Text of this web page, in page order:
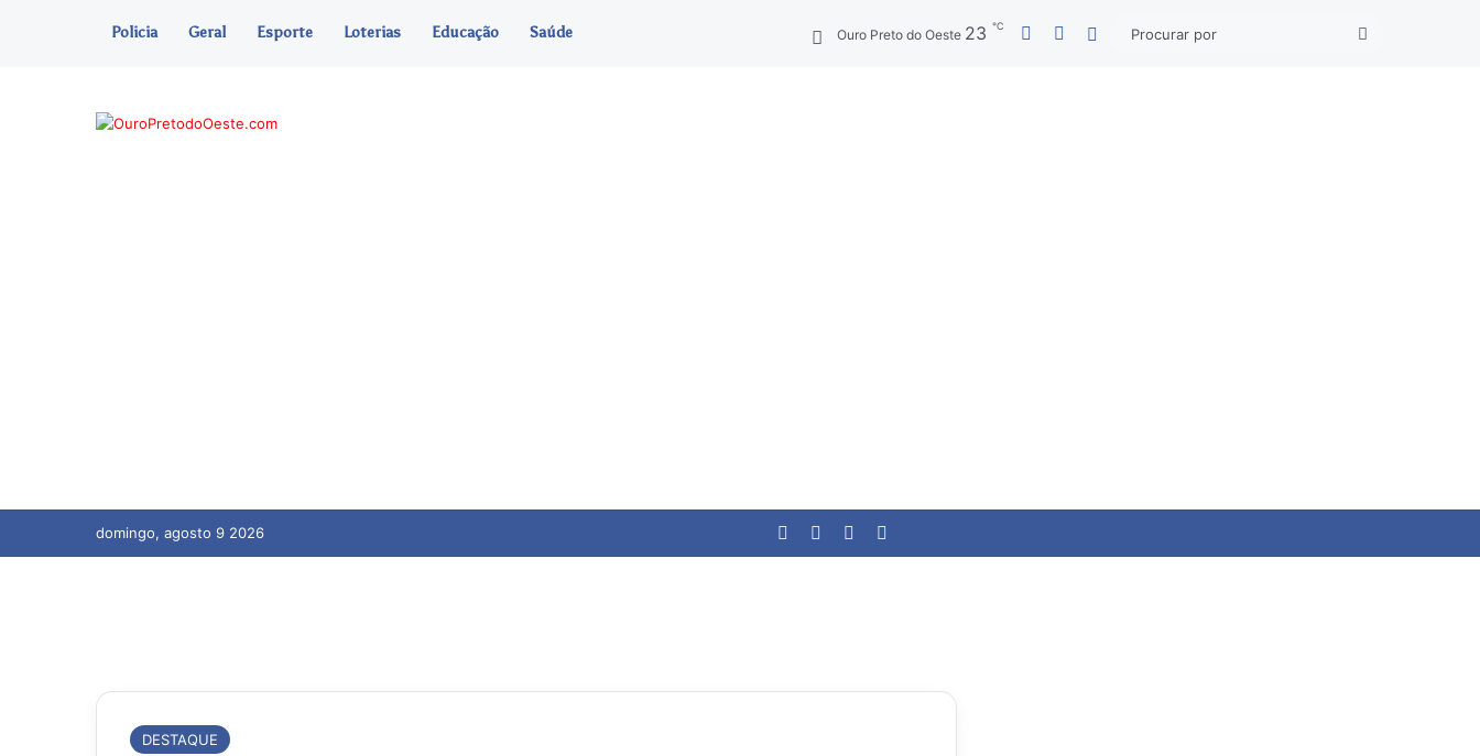
Policia Geral Esporte Loterias Educação Saúde Ouro Preto do Oeste 23 ℃ FacebookYouTube
Entrar
Procurar
domingo, agosto 9 2026 FacebookYouTube
Entrar
DESTAQUE